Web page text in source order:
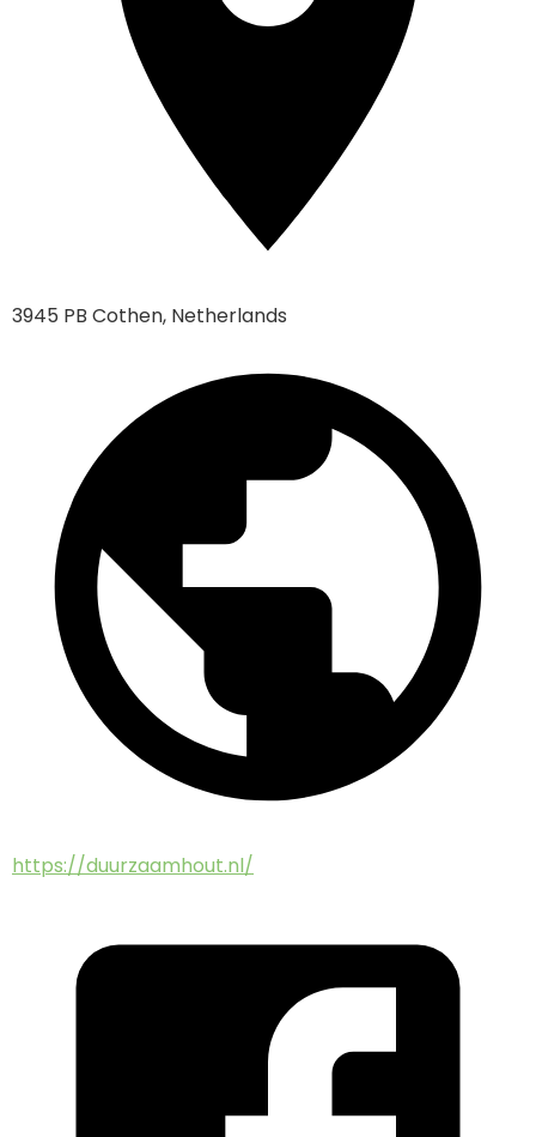
3945 PB Cothen, Netherlands
https://duurzaamhout.nl/